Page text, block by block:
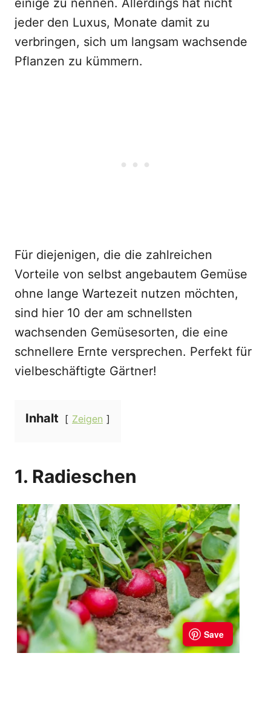
einige zu nennen. Allerdings hat nicht
jeder den Luxus, Monate damit zu
verbringen, sich um langsam wachsende
Pflanzen zu kümmern.
Für diejenigen, die die zahlreichen
Vorteile von selbst angebautem Gemüse
ohne lange Wartezeit nutzen möchten,
sind hier 10 der am schnellsten
wachsenden Gemüsesorten, die eine
schnellere Ernte versprechen. Perfekt für
vielbeschäftigte Gärtner!
Inhalt Zeigen
1. Radieschen